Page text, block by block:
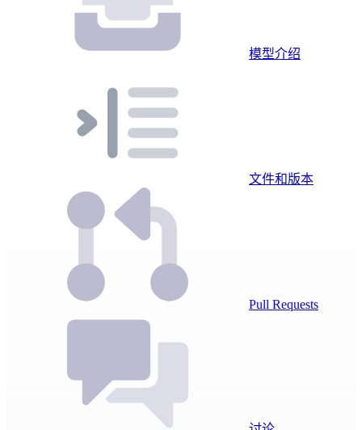
模型介绍
文件和版本
Pull Requests